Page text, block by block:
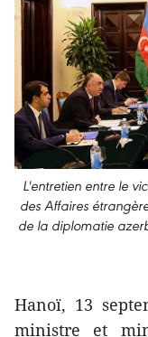
L'entretien entre le
des Affaires
de la diplomatie
Hanoï, 13
ministre et